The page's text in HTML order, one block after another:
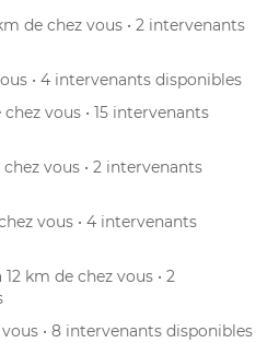
de chez vous • 2 intervenants
• 4 intervenants disponibles
chez vous • 15 intervenants
chez vous • 2 intervenants
vous • 4 intervenants
12 km de chez vous • 2
vous • 8 intervenants disponibles